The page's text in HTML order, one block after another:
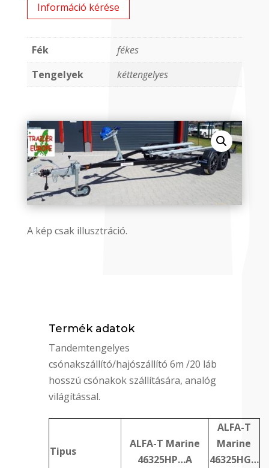
Információ kérése
Fék
fékes
Tengelyek
kéttengelyes
A kép csak illusztráció.
Termék adatok
Tandemtengelyes
csónakszállító/hajószállító 6m /20 láb
hosszú csónakok szállítására, analóg
világítással.
Tipus
ALFA-T Marine
46325HP…A
ALFA-T
Marine
46325HG…